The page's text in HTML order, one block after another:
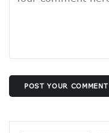
POST YOUR COMMENT